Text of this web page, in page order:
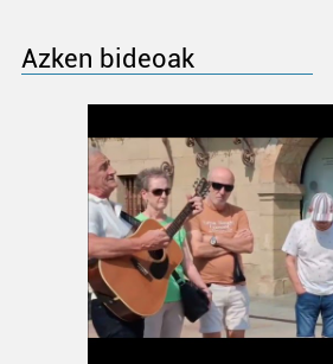
Azken bideoak